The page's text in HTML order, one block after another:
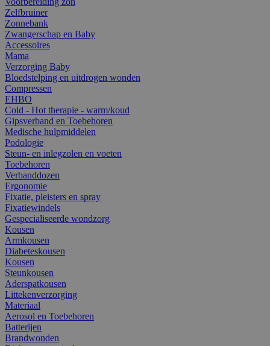
Zelfbruiner
Zonnebank
Zwangerschap en Baby
Accessoires
Mama
Verzorging Baby
Bloedstelping en uitdrogen wonden
Compressen
EHBO
Cold - Hot therapie - warm/koud
Gipsverband en Toebehoren
Medische hulpmiddelen
Podologie
Steun- en inlegzolen en voeten
Toebehoren
Verbanddozen
Ergonomie
Fixatie, pleisters en spray
Fixatiewindels
Gespecialiseerde wondzorg
Kousen
Armkousen
Diabeteskousen
Kousen
Steunkousen
Aderspatkousen
Littekenverzorging
Materiaal
Aerosol en Toebehoren
Batterijen
Brandwonden